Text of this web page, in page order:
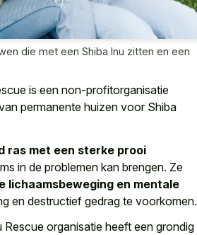
die met een Shiba Inu zitten en een
is een non-profitorganisatie
permanente huizen voor Shiba
ras met een sterke prooi
in de problemen kan brengen. Ze
lichaamsbeweging en mentale
en destructief gedrag te voorkomen.
Rescue organisatie heeft een grondig